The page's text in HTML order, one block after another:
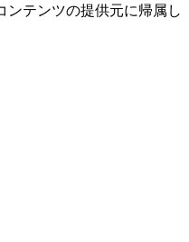
ンテンツの提供元に帰属し